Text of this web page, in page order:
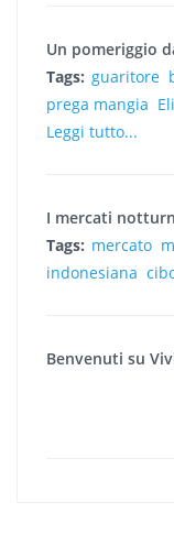
Un pomeriggio
Tags: guaritore
prega mangia
Leggi tutto...
I mercati
Tags: mercato
indonesiana
Benvenuti su